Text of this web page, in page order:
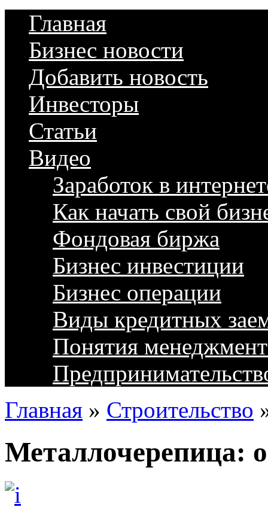
Главная
Бизнес новости
Добавить новость
Инвесторы
Статьи
Видео
Заработок в
Как начать свой
Фондовая биржа
Бизнес инвестиции
Бизнес операции
Виды кредитных
Понятия
Главная » Строительство
Металлочерепица: